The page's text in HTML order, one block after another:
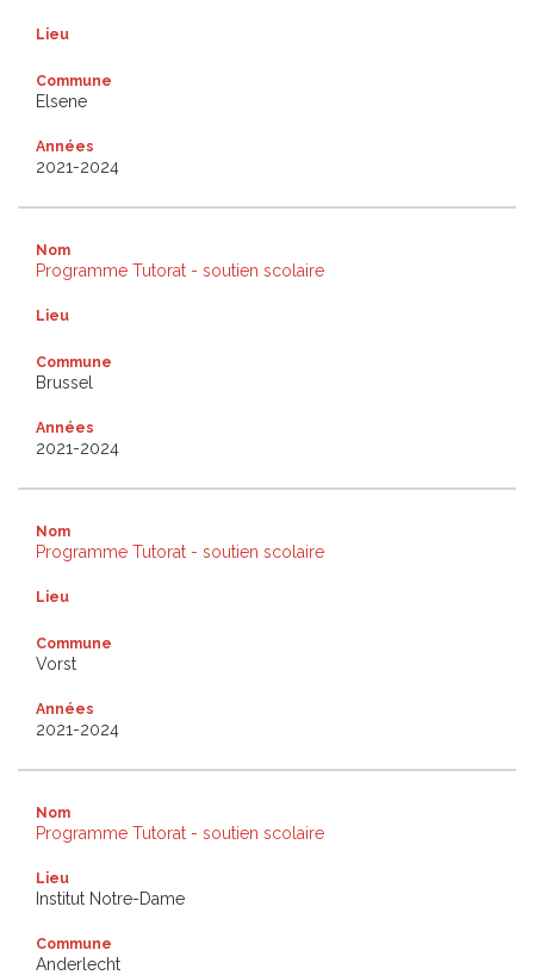
Lieu
Commune
Elsene
Années
2021-2024
Nom
Programme Tutorat - soutien scolaire
Lieu
Commune
Brussel
Années
2021-2024
Nom
Programme Tutorat - soutien scolaire
Lieu
Commune
Vorst
Années
2021-2024
Nom
Programme Tutorat - soutien scolaire
Lieu
Institut Notre-Dame
Commune
Anderlecht